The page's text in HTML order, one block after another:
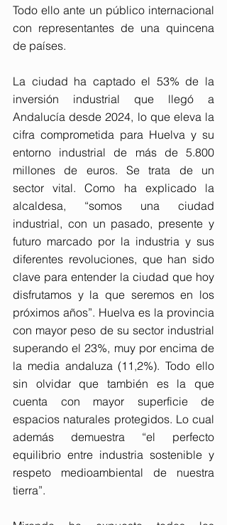
Todo ello ante un público internacional
con representantes de una quincena
de países.
La ciudad ha captado el 53% de la
inversión industrial que llegó a
Andalucía desde 2024, lo que eleva la
cifra comprometida para Huelva y su
entorno industrial de más de 5.800
millones de euros. Se trata de un
sector vital. Como ha explicado la
alcaldesa, “somos una ciudad
industrial, con un pasado, presente y
futuro marcado por la industria y sus
diferentes revoluciones, que han sido
clave para entender la ciudad que hoy
disfrutamos y la que seremos en los
próximos años”. Huelva es la provincia
con mayor peso de su sector industrial
superando el 23%, muy por encima de
la media andaluza (11,2%). Todo ello
sin olvidar que también es la que
cuenta con mayor superficie de
espacios naturales protegidos. Lo cual
además demuestra “el perfecto
equilibrio entre industria sostenible y
respeto medioambiental de nuestra
tierra”.